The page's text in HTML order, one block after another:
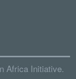
Africa Initiative.